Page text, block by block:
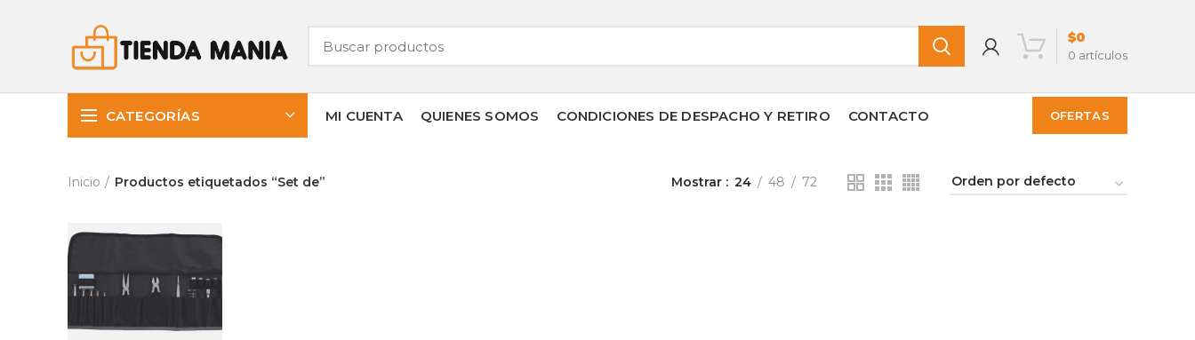
0 artículos
$0
CATEGORÍAS MI CUENTA QUIENES SOMOS CONDICIONES DE DESPACHO Y RETIRO CONTACTO OFERTAS
Inicio Productos etiquetados “Set de” Mostrar 24 48 72